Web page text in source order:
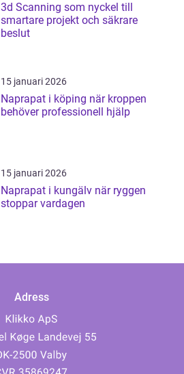
3d Scanning som nyckel till
smartare projekt och säkrare
beslut
15 januari 2026
Naprapat i köping när kroppen
behöver professionell hjälp
15 januari 2026
Naprapat i kungälv när ryggen
stoppar vardagen
Adress